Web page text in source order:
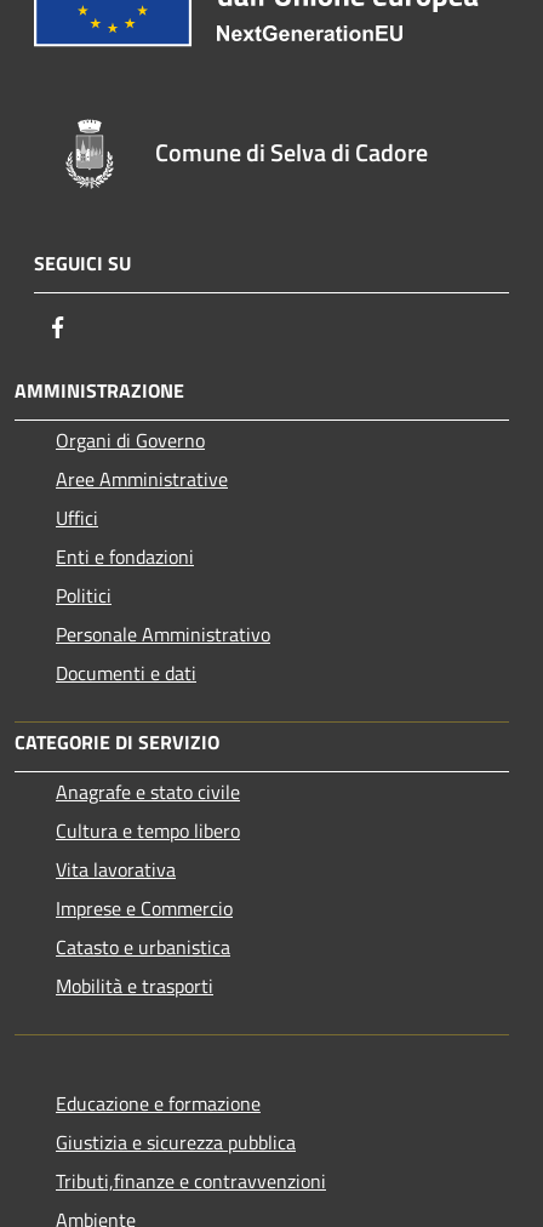
Comune di Selva di Cadore
SEGUICI SU
AMMINISTRAZIONE
Organi di Governo
Aree Amministrative
Uffici
Enti e fondazioni
Politici
Personale Amministrativo
Documenti e dati
CATEGORIE DI SERVIZIO
Anagrafe e stato civile
Cultura e tempo libero
Vita lavorativa
Imprese e Commercio
Catasto e urbanistica
Mobilità e trasporti
Educazione e formazione
Giustizia e sicurezza pubblica
Tributi,finanze e contravvenzioni
Ambiente